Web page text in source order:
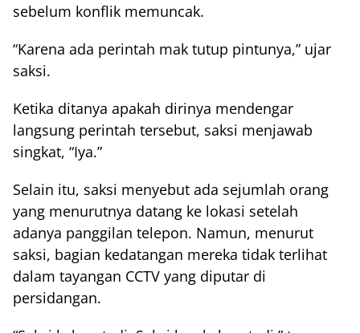
sebelum konflik memuncak.
“Karena ada perintah mak tutup pintunya,” ujar
saksi.
Ketika ditanya apakah dirinya mendengar
langsung perintah tersebut, saksi menjawab
singkat, “Iya.”
Selain itu, saksi menyebut ada sejumlah orang
yang menurutnya datang ke lokasi setelah
adanya panggilan telepon. Namun, menurut
saksi, bagian kedatangan mereka tidak terlihat
dalam tayangan CCTV yang diputar di
persidangan.